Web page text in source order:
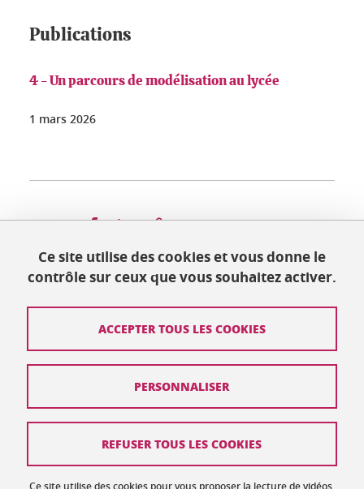
Publications
4 - Un parcours de modélisation au lycée
1 mars 2026
Partager Partager sur Facebook
Partager sur LinkedIn
Mis à jour le 23 juin 2026
Contact
Mentions légales
Ce site utilise des cookies et vous donne le
contrôle sur ceux que vous souhaitez activer.
Ce site utilise des cookies pour vous proposer la lecture de vidéos,
ACCEPTER TOUS LES COOKIES
REFUSER TOUS LES COOKIES
PERSONNALISER